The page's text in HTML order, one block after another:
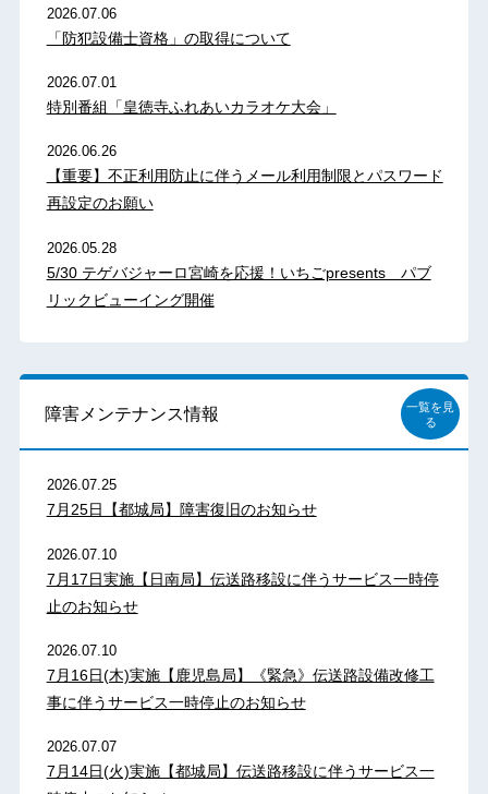
2026.07.06
「防犯設備士資格」の取得について
2026.07.01
特別番組「皇徳寺ふれあいカラオケ大会」
2026.06.26
【重要】不正利用防止に伴うメール利用制限とパスワード
再設定のお願い
2026.05.28
5/30 テゲバジャーロ宮崎を応援！いちごpresents パブ
リックビューイング開催
障害メンテナンス情報
一覧を見
る
2026.07.25
7月25日【都城局】障害復旧のお知らせ
2026.07.10
7月17日実施【日南局】伝送路移設に伴うサービス一時停
止のお知らせ
2026.07.10
7月16日(木)実施【鹿児島局】《緊急》伝送路設備改修工
事に伴うサービス一時停止のお知らせ
2026.07.07
7月14日(火)実施【都城局】伝送路移設に伴うサービス一